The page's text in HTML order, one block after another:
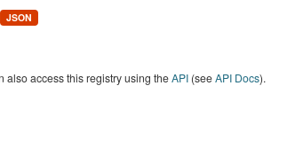
JSON
also access this registry using theAPI(seeAPI Docs).